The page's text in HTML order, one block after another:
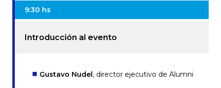
9:30 hs
Introducción al evento
Gustavo Nudel, director ejecutivo de Alumni